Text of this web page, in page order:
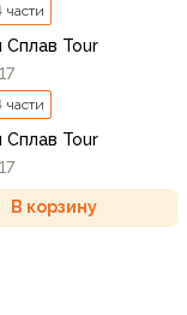
части
Сплав Tour
17
части
Сплав Tour
17
В корзину